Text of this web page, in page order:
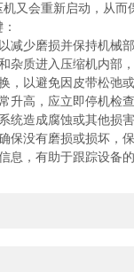
又会重新启动，从而
少磨损并保持机械部
质进入压缩机内部，
以避免因皮带松弛或
高，应立即停机检查
造成腐蚀或其他损害
没有磨损或损坏，保
，有助于跟踪设备的